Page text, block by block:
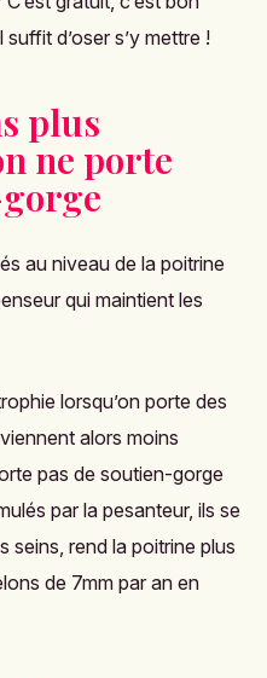
d’oser s’y mettre !
plus
ne porte
au niveau de la poitrine
qui maintient les
lorsqu’on porte des
alors moins
pas de soutien-gorge
par la pesanteur, ils se
seins, rend la poitrine plus
de 7mm par an en